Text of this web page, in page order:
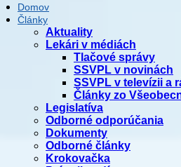
Domov
Články
Aktuality
Lekári v médiách
Tlačové správy
SSVPL v novinách
SSVPL v televízii a
Články zo
Legislatíva
Odborné odporúčania
Dokumenty
Odborné články
Krokovačka